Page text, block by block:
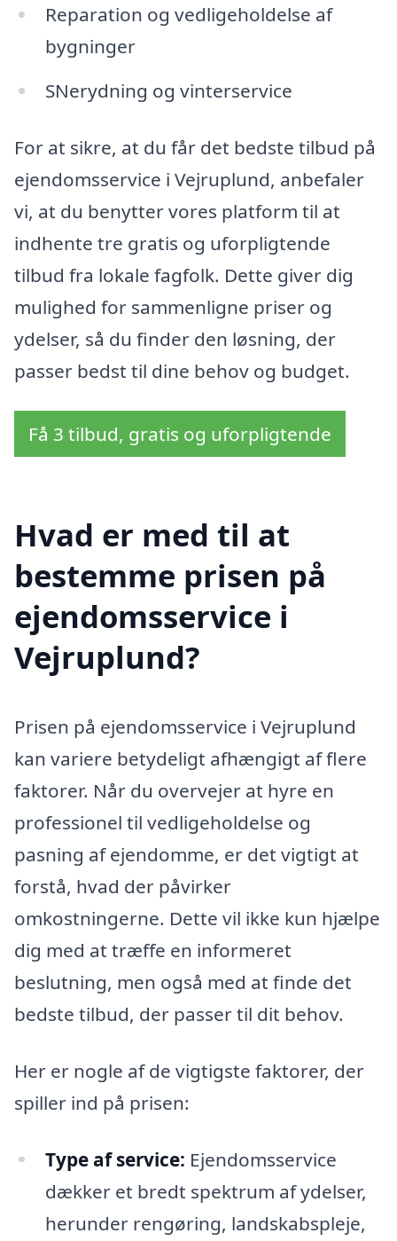
Reparation og vedligeholdelse af
bygninger
SNerydning og vinterservice
For at sikre, at du får det bedste tilbud på
ejendomsservice i Vejruplund, anbefaler
vi, at du benytter vores platform til at
indhente tre gratis og uforpligtende
tilbud fra lokale fagfolk. Dette giver dig
mulighed for sammenligne priser og
ydelser, så du finder den løsning, der
passer bedst til dine behov og budget.
Få 3 tilbud, gratis og uforpligtende
Hvad er med til at
bestemme prisen på
ejendomsservice i
Vejruplund?
Prisen på ejendomsservice i Vejruplund
kan variere betydeligt afhængigt af flere
faktorer. Når du overvejer at hyre en
professionel til vedligeholdelse og
pasning af ejendomme, er det vigtigt at
forstå, hvad der påvirker
omkostningerne. Dette vil ikke kun hjælpe
dig med at træffe en informeret
beslutning, men også med at finde det
bedste tilbud, der passer til dit behov.
Her er nogle af de vigtigste faktorer, der
spiller ind på prisen:
Type af service: Ejendomsservice
dækker et bredt spektrum af ydelser,
herunder rengøring, landskabspleje,